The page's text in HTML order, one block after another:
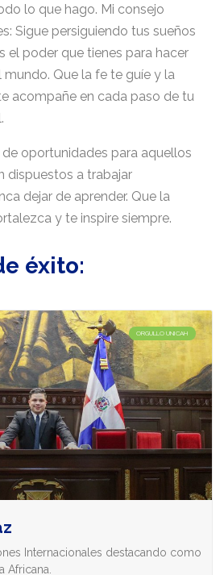
lo que hago. Mi consejo
Sigue persiguiendo tus sueños
el poder que tienes para hacer
mundo. Que la fe te guíe y la
acompañe en cada paso de tu
oportunidades para aquellos
dispuestos a trabajar
dejar de aprender. Que la
y te inspire siempre.
éxito:
ORGULLO UNICAH
Internacionales destacando como
Africana.